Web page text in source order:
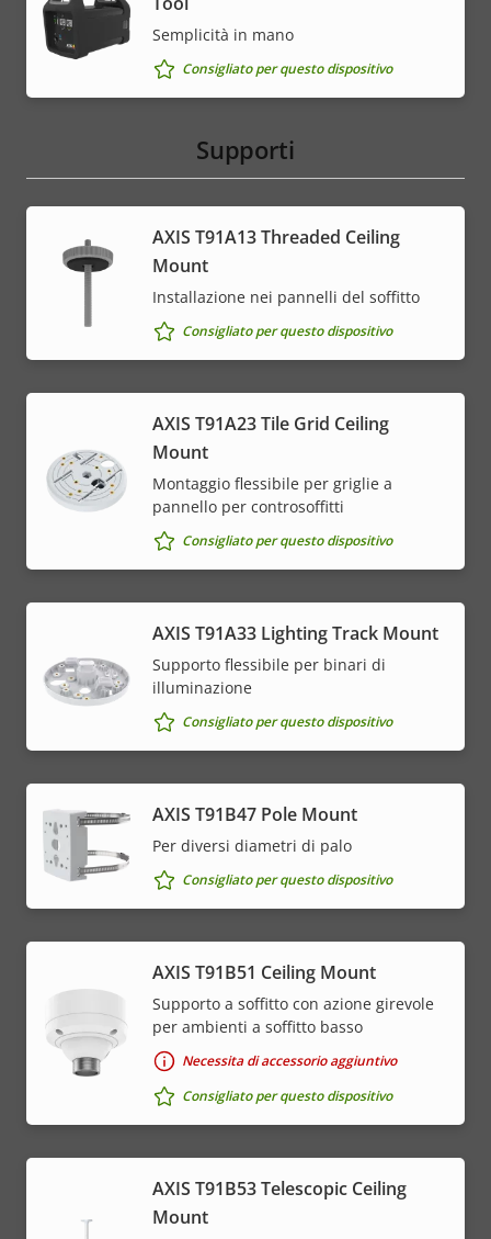
Semplicità in mano
Consigliato per questo dispositivo
Supporti
AXIS T91A13 Threaded Ceiling
Mount
Installazione nei pannelli del soffitto
Consigliato per questo dispositivo
AXIS T91A23 Tile Grid Ceiling
Mount
Montaggio flessibile per griglie a
pannello per controsoffitti
Consigliato per questo dispositivo
AXIS T91A33 Lighting Track Mount
Supporto flessibile per binari di
illuminazione
Consigliato per questo dispositivo
AXIS T91B47 Pole Mount
Per diversi diametri di palo
Consigliato per questo dispositivo
AXIS T91B51 Ceiling Mount
Supporto a soffitto con azione girevole
per ambienti a soffitto basso
Necessita di accessorio aggiuntivo
Consigliato per questo dispositivo
AXIS T91B53 Telescopic Ceiling
Mount